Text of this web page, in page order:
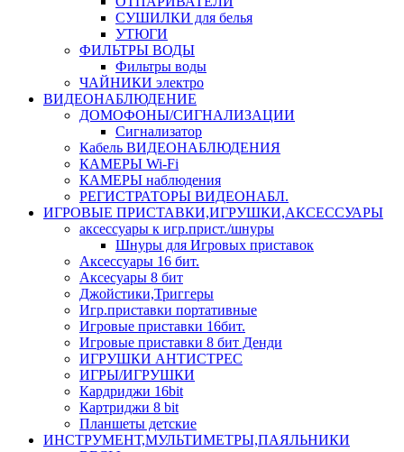
СУШИЛКИ для белья
УТЮГИ
ФИЛЬТРЫ ВОДЫ
Фильтры воды
ЧАЙНИКИ электро
ВИДЕОНАБЛЮДЕНИЕ
ДОМОФОНЫ/СИГНАЛИЗАЦИИ
Сигнализатор
Кабель ВИДЕОНАБЛЮДЕНИЯ
КАМЕРЫ Wi-Fi
КАМЕРЫ наблюдения
РЕГИСТРАТОРЫ ВИДЕОНАБЛ.
ИГРОВЫЕ ПРИСТАВКИ,ИГРУШКИ,АКСЕССУАРЫ
аксесcуары к игр.прист./шнуры
Шнуры для Игровых приставок
Аксессуары 16 бит.
Аксесуары 8 бит
Джойстики,Триггеры
Игр.приставки портативные
Игровые приставки 16бит.
Игровые приставки 8 бит Денди
ИГРУШКИ АНТИСТРЕС
ИГРЫ/ИГРУШКИ
Кардриджи 16bit
Картриджи 8 bit
Планшеты детские
ИНСТРУМЕНТ,МУЛЬТИМЕТРЫ,ПАЯЛЬНИКИ